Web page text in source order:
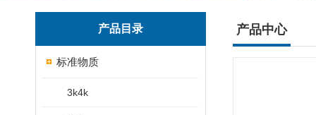
产品目录
标准物质
3k4k
产品中心